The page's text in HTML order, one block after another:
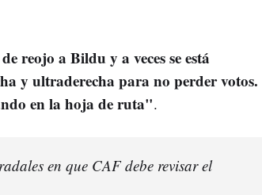
reojo a Bildu y a veces se está
y ultraderecha para no perder votos.
en la hoja de ruta".
en que CAF debe revisar el